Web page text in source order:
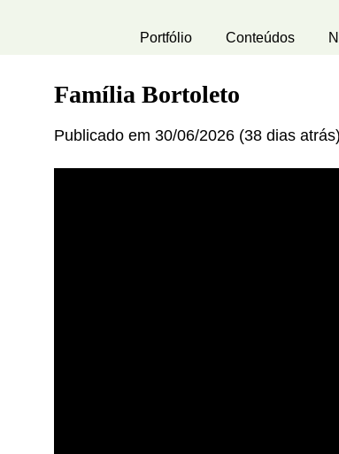
Portfólio Conteúdos
Família Bortoleto
Publicado em 30/06/2026 (38 dias atrás)